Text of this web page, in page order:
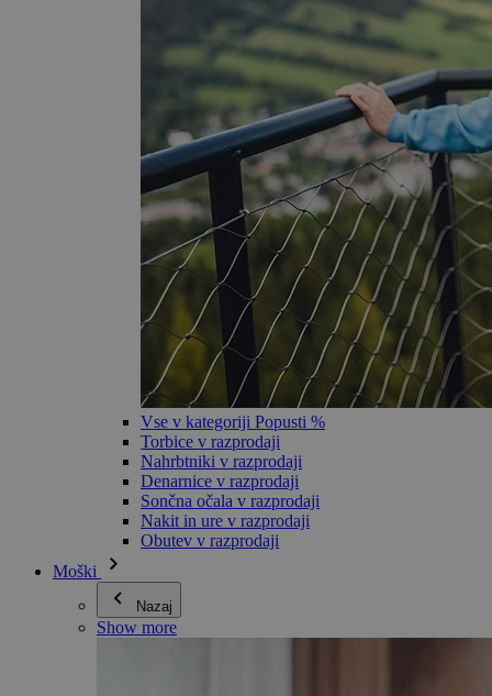
Vse v kategoriji Popusti %
Torbice v razprodaji
Nahrbtniki v razprodaji
Denarnice v razprodaji
Sončna očala v razprodaji
Nakit in ure v razprodaji
Obutev v razprodaji
Moški
Nazaj
Show more